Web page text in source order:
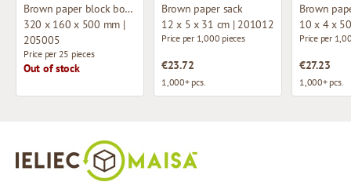
Brown paper block bottom bag
320 x 160 x 500 mm |
205005
Price per 25 pieces
Out of stock
Brown paper sack
12 x 5 x 31 cm | 201012
Price per 1,000 pieces
€23.72
1,000+ pcs.
Brown
10 x 4 x
Price per
€27.23
1,000+ pcs.